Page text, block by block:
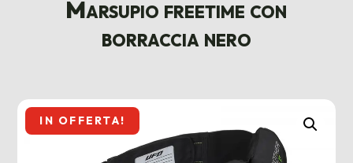
Marsupio freetime con
borraccia nero
IN OFFERTA!